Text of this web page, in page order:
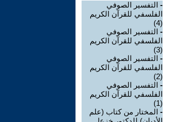
- التفسير الصوفي
الفلسفي للقرآن الكريم
(4)
- التفسير الصوفي
الفلسفي للقرآن الكريم
(3)
- التفسير الصوفي
الفلسفي للقرآن الكريم
(2)
- التفسير الصوفي
الفلسفي للقرآن الكريم
(1)
- المختار من كتاب (علم